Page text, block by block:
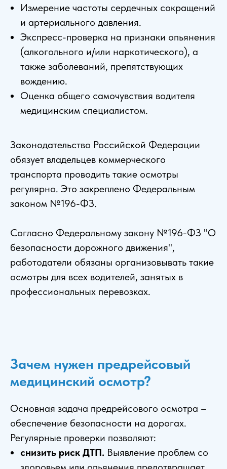
Измерение частоты сердечных сокращений
и артериального давления.
Экспресс-проверка на признаки опьянения
(алкогольного и/или наркотического), а
также заболеваний, препятствующих
вождению.
Оценка общего самочувствия водителя
медицинским специалистом.
Законодательство Российской Федерации
обязует владельцев коммерческого
транспорта проводить такие осмотры
регулярно. Это закреплено Федеральным
законом №196-ФЗ.
Согласно Федеральному закону №196-ФЗ "О
безопасности дорожного движения",
работодатели обязаны организовывать такие
осмотры для всех водителей, занятых в
профессиональных перевозках.
Зачем нужен предрейсовый
медицинский осмотр?
Основная задача предрейсового осмотра –
обеспечение безопасности на дорогах.
Регулярные проверки позволяют:
снизить риск ДТП. Выявление проблем со